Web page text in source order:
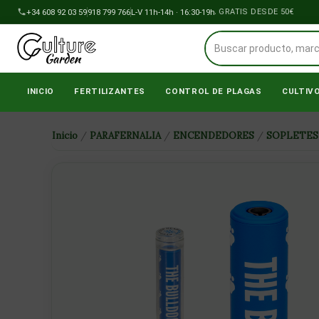
al
contenido
+34 608 92 03 59918 799 766L-V 11h-14h · 16:30-19h
ENVÍOS A PENÍNSULA GRATIS DESDE 50€
INICIO FERTILIZANTES CONTROL DE PLAGAS CULTIVO
Inicio / PARAFERNALIA / ENCENDEDORES / SOPLETES